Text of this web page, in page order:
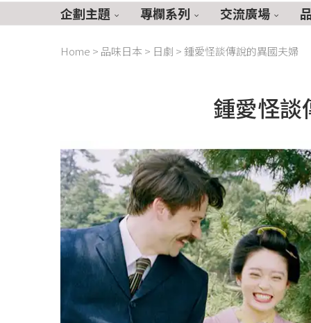
企劃主題 專欄系列 交流廣場
Home > 品味日本 > 日劇 >鍾愛怪談傳說的異國夫婦
鍾愛怪談